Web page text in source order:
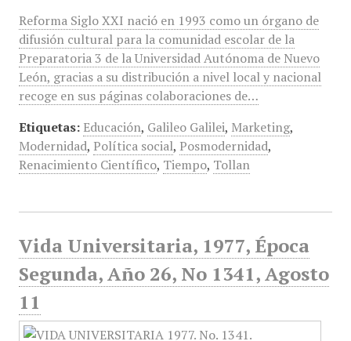
Reforma Siglo XXI nació en 1993 como un órgano de
difusión cultural para la comunidad escolar de la
Preparatoria 3 de la Universidad Autónoma de Nuevo
León, gracias a su distribución a nivel local y nacional
recoge en sus páginas colaboraciones de…
Etiquetas: Educación, Galileo Galilei, Marketing,
Modernidad, Política social, Posmodernidad,
Renacimiento Científico, Tiempo, Tollan
Vida Universitaria, 1977, Época
Segunda, Año 26, No 1341, Agosto
11